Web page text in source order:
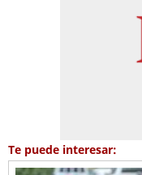
Te puede interesar: